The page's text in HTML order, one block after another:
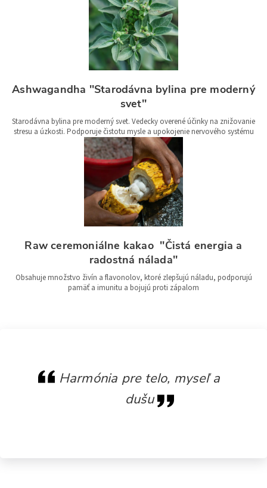
Ashwagandha ''Starodávna bylina pre moderný
svet''
Starodávna bylina pre moderný svet. Vedecky overené účinky na znižovanie
stresu a úzkosti. Podporuje čistotu mysle a upokojenie nervového systému
Raw ceremoniálne kakao ''Čistá energia a
radostná nálada''
Obsahuje množstvo živín a flavonolov, ktoré zlepšujú náladu, podporujú
pamäť a imunitu a bojujú proti zápalom
Harmónia pre telo, myseľ a
dušu